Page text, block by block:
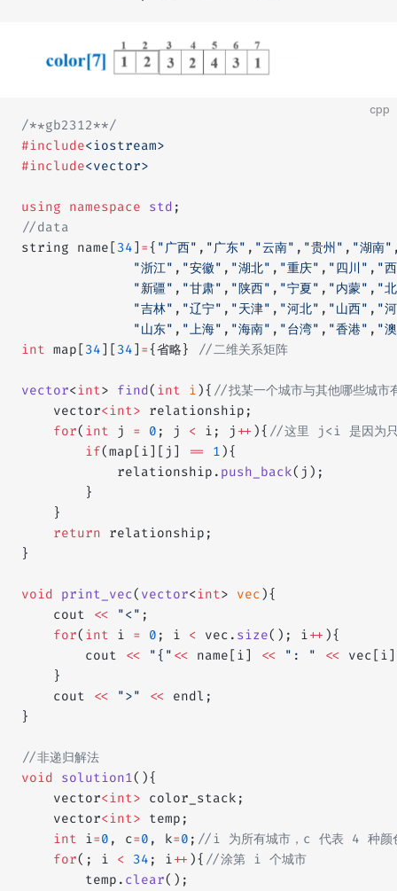
cpp
/**gb2312**/
#include<iostream>
#include<vector>
using namespace std ;
//data
string name[ 34] ={ "广西" , "广东" , "云南" , "贵州" , "湖南"
              "浙江"
, "安徽" , "湖北" , "重庆" , "四川" , "
              "新疆"
, "甘肃" , "陕西" , "宁夏" , "内蒙" , "
              "吉林"
, "辽宁" , "天津" , "河北" , "山西" , "
              "山东"
, "上海" , "海南" , "台湾" , "香港" , "
int map[ 34][ 34] ={省略} //二维关系矩阵
vector<int> find( int i ){ //找某一个城市与其他哪些城市
    vector
<int> relationship;
    for
( int j = 0 ; j < i; j ++ ){ //这里 j<i 是因为只
        if
(map[i][j] == 1 ){
            relationship.
push_back(j);
        }
    }
    return
relationship;
}
void print_vec( vector<int> vec ){
    cout
<< "<" ;
    for
( int i = 0 ; i < vec. size(); i++ ){
        cout
<< "{" << name[i] << ": " <<
    }
    cout
<< ">" << endl;
}
//非递归解法
void
solution1(){
    vector
<int> color_stack;
    vector
<int> temp;
    int
i=0 , c=0 , k=0 ; //i 为所有城市，c 代表 4 种颜
    for
(; i < 34 ; i++ ){ //涂第 i 个城市
        temp.
clear();